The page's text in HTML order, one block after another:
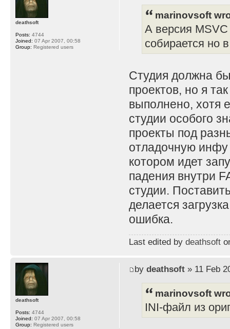
marinovsoft
А версия
собирается но
Студия должна
проектов, но я
выполнено, хотя
студии особого
проекты под
отладочную инфу
котором идет
падения внутри
студии.
делается
ошибка.
Last edited by deathsoft
deathsoft
Posts: 4744
Joined: 07 Apr 2007, 00:58
Group: Registered users
by deathsoft» 11 Feb
marinovsoft
INI-файл из
deathsoft
Posts: 4744
Joined: 07 Apr 2007, 00:58
Group: Registered users